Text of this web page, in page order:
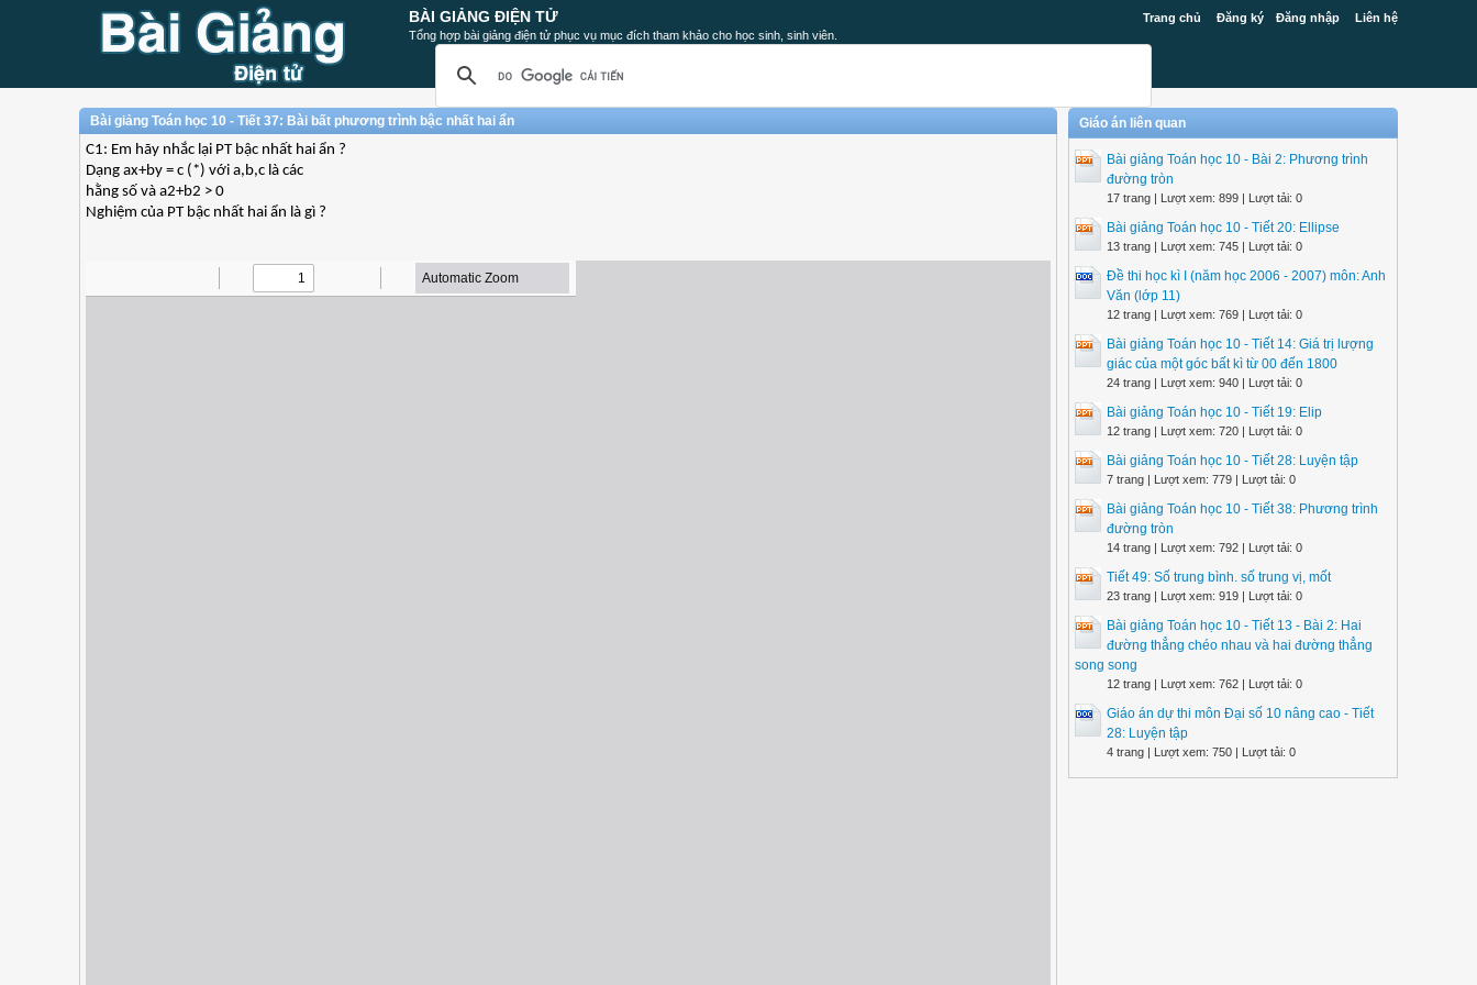
Trang chủ Đăng ký Đăng nhập Liên hệ
BÀI GIẢNG ĐIỆN TỬ
Tổng hợp bài giảng điện tử phục vụ mục đích tham khảo cho học sinh, sinh viên.
Bài giảng Toán học 10 - Tiết 37: Bài bất phương trình bậc nhất hai ẩn
C1: Em hãy nhắc lại PT bậc nhất hai ẩn ?
Dạng ax+by = c (*) với a,b,c là các
hằng số và a2+b2 > 0
Nghiệm của PT bậc nhất hai ẩn là gì ?
Giáo án liên quan
Bài giảng Toán học 10 - Bài 2: Phương trình
đường tròn
17 trang | Lượt xem: 899 | Lượt tải: 0
Bài giảng Toán học 10 - Tiết 20: Ellipse
13 trang | Lượt xem: 745 | Lượt tải: 0
Đề thi học kì I (năm học 2006 - 2007) môn: Anh
Văn (lớp 11)
12 trang | Lượt xem: 769 | Lượt tải: 0
Bài giảng Toán học 10 - Tiết 14: Giá trị lượng
giác của một góc bất kì từ 00 đến 1800
24 trang | Lượt xem: 940 | Lượt tải: 0
Bài giảng Toán học 10 - Tiết 19: Elip
12 trang | Lượt xem: 720 | Lượt tải: 0
Bài giảng Toán học 10 - Tiết 28: Luyện tập
7 trang | Lượt xem: 779 | Lượt tải: 0
Bài giảng Toán học 10 - Tiết 38: Phương trình
đường tròn
14 trang | Lượt xem: 792 | Lượt tải: 0
Tiết 49: Số trung bình. số trung vị, mốt
23 trang | Lượt xem: 919 | Lượt tải: 0
Bài giảng Toán học 10 - Tiết 13 - Bài 2: Hai
đường thẳng chéo nhau và hai đường thẳng
song song
12 trang | Lượt xem: 762 | Lượt tải: 0
Giáo án dự thi môn Đại số 10 nâng cao - Tiết
28: Luyện tập
4 trang | Lượt xem: 750 | Lượt tải: 0